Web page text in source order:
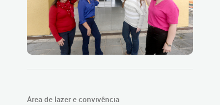
Área de lazer e convivência